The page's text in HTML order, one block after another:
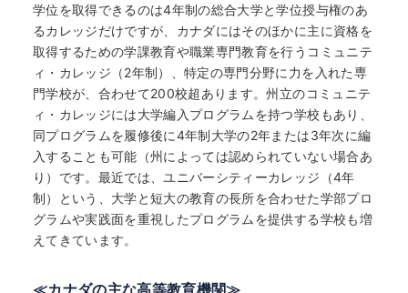
学位を取得できるのは4年制の総合大学と学位授与権のあ
るカレッジだけですが、カナダにはそのほかに主に資格を
取得するための学課教育や職業専門教育を行うコミュニテ
ィ・カレッジ（2年制）、特定の専門分野に力を入れた専
門学校が、合わせて200校超あります。州立のコミュニテ
ィ・カレッジには大学編入プログラムを持つ学校もあり、
同プログラムを履修後に4年制大学の2年または3年次に編
入することも可能（州によっては認められていない場合あ
り）です。最近では、ユニバーシティーカレッジ（4年
制）という、大学と短大の教育の長所を合わせた学部プロ
グラムや実践面を重視したプログラムを提供する学校も増
えてきています。
≪カナダの主な高等教育機関≫